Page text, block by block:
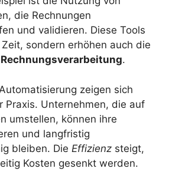
die Rechnungen
und validieren. Diese Tools
sondern erhöhen auch die
Rechnungsverarbeitung.
zeigen sich
Praxis. Unternehmen, die auf
umstellen, können ihre
und langfristig
bleiben. Die Effizienz steigt,
Kosten gesenkt werden.